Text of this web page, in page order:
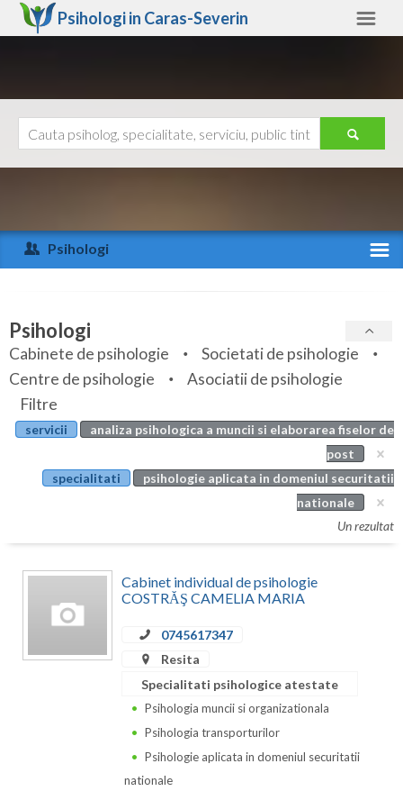
Psihologi in Caras-Severin
Arad
Arges
Bihor
Bistrita-Nasaud
Botosani
Brasov
Caras-Severin
Ajutor
Psihologi
Specialitati
Servicii
Articole
Evenimente
Cabinet
Psihologi
Cabinete de psihologie
Societati de psihologie
Centre de psihologie
Asociatii de psihologie
Filtre
servicii
analiza psihologica a muncii si elaborarea fiselor de
post
specialitati
psihologie aplicata in domeniul securitatii
nationale
Un rezultat
Cabinet individual de psihologie
COSTRĂŞ CAMELIA MARIA
0745617347
Resita
Specialitati psihologice atestate
Psihologia muncii si organizationala
Psihologia transporturilor
Psihologie aplicata in domeniul securitatii
nationale